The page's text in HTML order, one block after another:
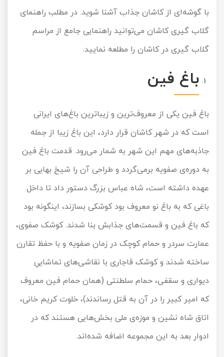
با گوشه‌ای از کاشان جذاب آشنا شوید. در مطلب راهنمای
گلاب گیری کاشان می‌توانید راهنمایی جامع از مراسم
گلاب گیری در کاشان را مطلعه نمایید.
باغ فین
باغ فین یکی از معروف‌ترین و زیباترین باغ‌های ایرانی
است که در شهر کاشان قرار دارد، این باغ زیبا از جمله
جاذبه‌های مهم این شهر به شمار می‌رود. قدمت باغ فین
به دوره‌ی صفویه برمی‌گردد و طراحی آن را شیخ بهایی بر
عهده داشته است، شاه عباس بزرگ دستور داد تا داخل
باغی که به باغ نو معروف بود کوشکی بسازند، اینگونه بود
که باغ فین و قسمت‌های جذابش بنا شدند. کوشک صفوی،
عمارت سردر و حمام کوچک در زمان صفویه و با حفظ تقارن
ساخته شدند و کوشک قاجاری با نقاشی‌های تماشاییِ
دیواری و سقفی، حمام سلطنتی (همان حمام فین معروف
که امیر کبیر را در آن به قتل رساندند)، خلوت کریم خانی،
اتاق شاه نشین و موزه‌ی ملی بخش‌هایی هستند که در
ادوار بعد به این مجموعه اضافه شده‌اند.